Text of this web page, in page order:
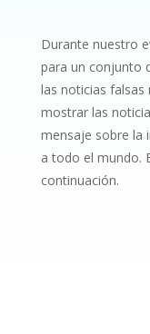
Durante nuestro
para un conjunto
las noticias
mostrar las
mensaje sobre la
a todo el mundo.
continuación.